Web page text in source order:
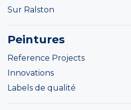
Sur Ralston
Peintures
Reference Projects
Innovations
Labels de qualité